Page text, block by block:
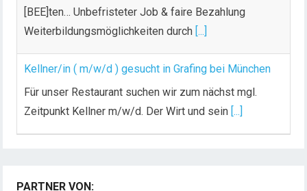
[BEE]ten… Unbefristeter Job & faire Bezahlung
Weiterbildungsmöglichkeiten durch [...]
Kellner/in ( m/w/d ) gesucht in Grafing bei München
Für unser Restaurant suchen wir zum nächst mgl.
Zeitpunkt Kellner m/w/d. Der Wirt und sein [...]
PARTNER VON: